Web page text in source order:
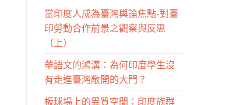
當印度人成為臺灣輿論焦點-對臺
印勞動合作前景之觀察與反思
（上）
華語文的鴻溝：為何印度學生沒
有走進臺灣敞開的大門？
板球場上的異質空間：印度族群